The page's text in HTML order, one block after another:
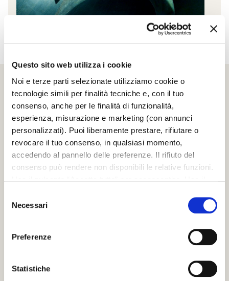
Questo sito web utilizza i cookie
Noi e terze parti selezionate utilizziamo cookie o
tecnologie simili per finalità tecniche e, con il tuo
consenso, anche per le finalità di funzionalità,
esperienza, misurazione e marketing (con annunci
personalizzati). Puoi liberamente prestare, rifiutare o
revocare il tuo consenso, in qualsiasi momento,
accedendo al pannello delle preferenze. Il rifiuto del
consenso può rendere non disponibili le relative funzioni.
Leggi laCookie policy
delNecessari
Preferenze
Statistiche
SCRIGNO S.P.A.
S. Ermete di Santarcangelo di Romagna
via Casale, 975 47822 – (RN) Italia
+39 0541 757711
PRODOTTI